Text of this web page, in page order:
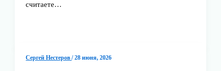
считаете…
Сергей Нестеров/28 июня, 2026